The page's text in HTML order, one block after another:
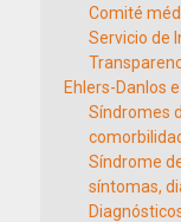
Comité
Servicio de
Ehlers-Danlos
Síndromes
Síndrome
síntomas,